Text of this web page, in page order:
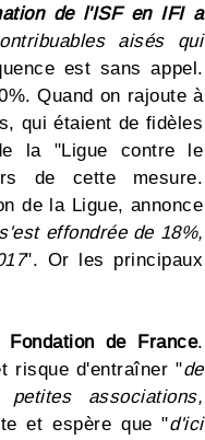
de l'ISF en IFI a
aisés qui
est sans appel.
Quand on rajoute à
qui étaient de fidèles
la "Ligue contre le
de cette mesure.
de la Ligue, annonce
s'est effondrée de 18%,
". Or les principaux
de France.
risque d'entraîner "de
associations,
et espère que "d'ici